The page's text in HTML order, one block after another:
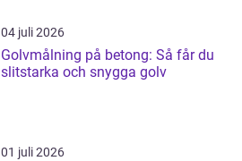
04 juli 2026
Golvmålning på betong: Så får du
slitstarka och snygga golv
01 juli 2026